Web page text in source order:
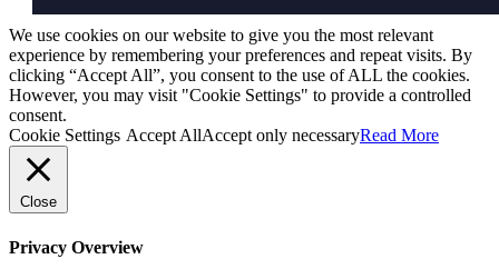
We use cookies on our website to give you the most relevant
experience by remembering your preferences and repeat visits. By
clicking “Accept All”, you consent to the use of ALL the cookies.
However, you may visit "Cookie Settings" to provide a controlled
consent.
Cookie Settings Accept AllAccept only necessaryRead More
Close
Privacy Overview